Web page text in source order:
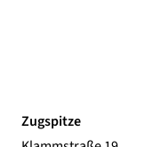
Zugspitze